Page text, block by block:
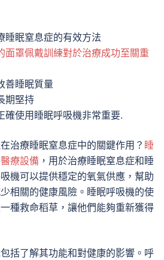
睡眠窒息症的有效方法
面罩佩戴訓練對於治療成功至關重
善睡眠質量
期堅持
確使用睡眠呼吸機非常重要.
治療睡眠窒息症中的關鍵作用？ 睡
療設備 ，用於治療睡眠窒息症和睡
機可以提供穩定的氧氣供應，幫助
相關的健康風險。睡眠呼吸機的使
種救命稻草，讓他們能夠重新獲得
括了解其功能和對健康的影響。呼